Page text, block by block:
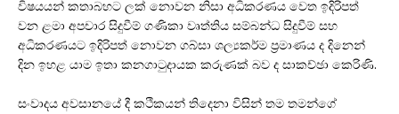
විෂයයන් කතාබහට ලක් නොවන නිසා අධිකරණය වෙත ඉදිරිපත්
වන ළමා අපචාර සිදුවීම් ගණිකා වෘත්තිය සම්බන්ධ සිදුවීම් සහ
අධිකරණයට ඉදිරිපත් නොවන ගබ්සා ශල්‍යකර්ම ප්‍රමාණය ද දිනෙන්
දින ඉහළ යාම ඉතා කනගාටුදායක කරුණක් බව ද සාකච්ඡා කෙරිණි.
සංවාදය අවසානයේ දී කථිකයන් තිදෙනා විසින් තම තමන්ගේ